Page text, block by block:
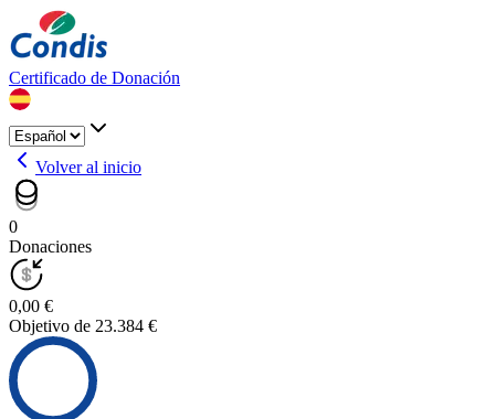
Certificado de Donación
Volver al inicio
0
Donaciones
0,00 €
Objetivo de 23.384 €